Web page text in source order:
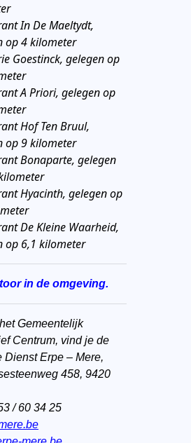
In De Maeltydt,
op 4 kilometer
Goestinck, gelegen op
A Priori, gelegen op
Hof Ten Bruul,
op 9 kilometer
Bonaparte, gelegen
Hyacinth, gelegen op
De Kleine Waarheid,
op 6,1 kilometer
in de omgeving.
Gemeentelijk
Centrum, vind je de
Dienst Erpe – Mere,
458, 9420
/ 60 34 25